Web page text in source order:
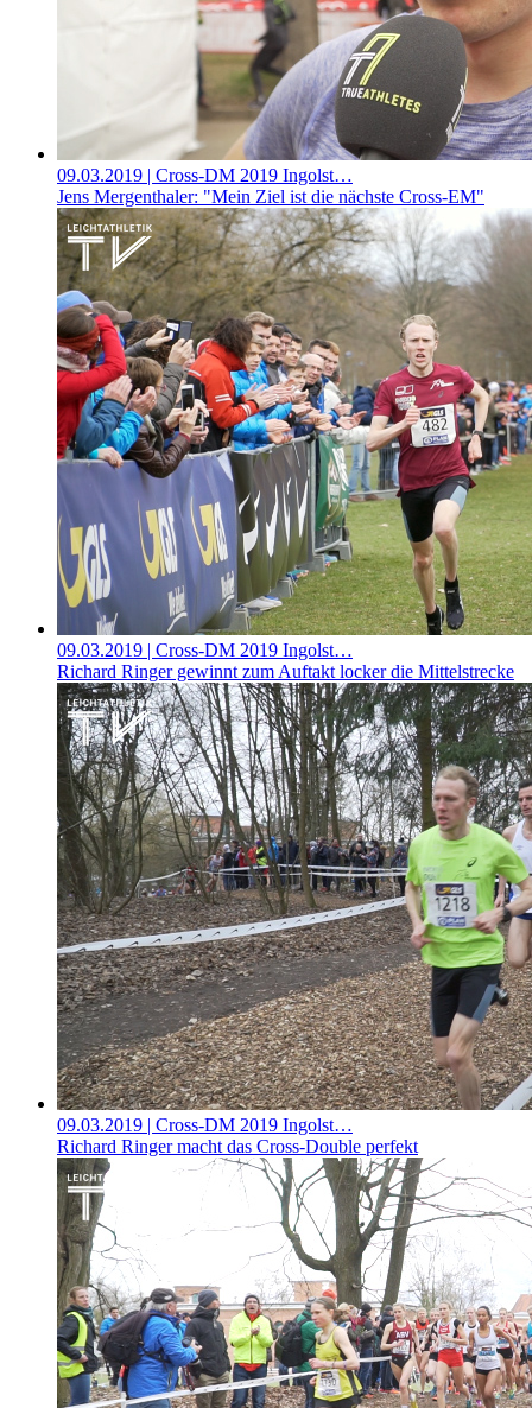
09.03.2019 | Cross-DM 2019 Ingolst…
Jens Mergenthaler: "Mein Ziel ist die nächste Cross-EM"
09.03.2019 | Cross-DM 2019 Ingolst…
Richard Ringer gewinnt zum Auftakt locker die Mittelstrecke
09.03.2019 | Cross-DM 2019 Ingolst…
Richard Ringer macht das Cross-Double perfekt